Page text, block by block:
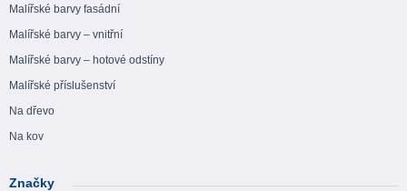
Malířské barvy fasádní
Malířské barvy – vnitřní
Malířské barvy – hotové odstíny
Malířské příslušenství
Na dřevo
Na kov
Značky